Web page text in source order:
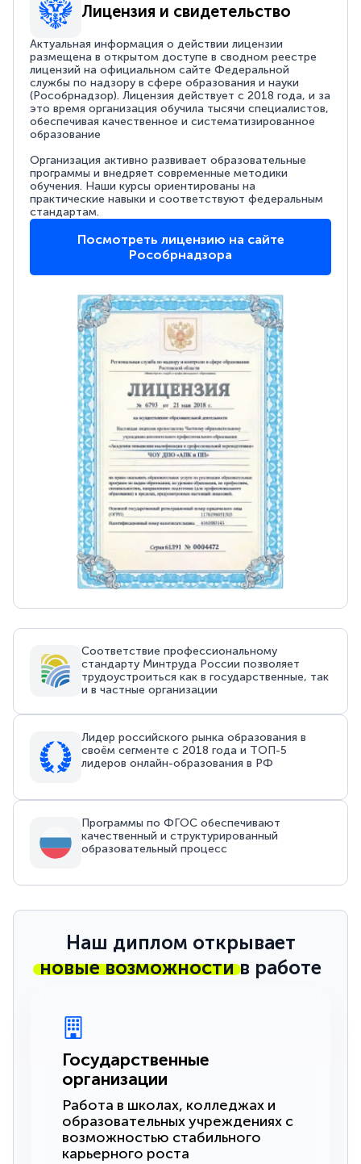
Лицензия и свидетельство
Актуальная информация о действии лицензии
размещена в открытом доступе в сводном реестре
лицензий на официальном сайте Федеральной
службы по надзору в сфере образования и науки
(Рособрнадзор). Лицензия действует с 2018 года, и за
это время организация обучила тысячи специалистов,
обеспечивая качественное и систематизированное
образование
Организация активно развивает образовательные
программы и внедряет современные методики
обучения. Наши курсы ориентированы на
практические навыки и соответствуют федеральным
стандартам.
Посмотреть лицензию на сайте
Рособрнадзора
Соответствие профессиональному
стандарту Минтруда России позволяет
трудоустроиться как в государственные, так
и в частные организации
Лидер российского рынка образования в
своём сегменте с 2018 года и ТОП-5
лидеров онлайн-образования в РФ
Программы по ФГОС обеспечивают
качественный и структурированный
образовательный процесс
Наш диплом открывает
новые возможностив работе
Государственные
организации
Работа в школах, колледжах и
образовательных учреждениях с
возможностью стабильного
карьерного роста